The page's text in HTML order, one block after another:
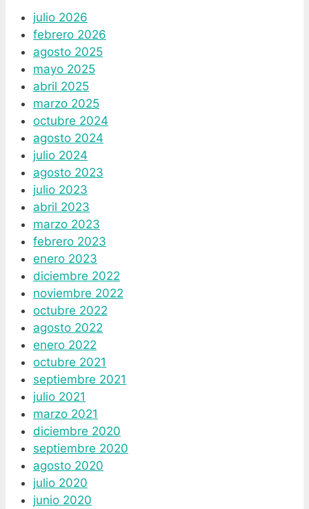
julio 2026
febrero 2026
agosto 2025
mayo 2025
abril 2025
marzo 2025
octubre 2024
agosto 2024
julio 2024
agosto 2023
julio 2023
abril 2023
marzo 2023
febrero 2023
enero 2023
diciembre 2022
noviembre 2022
octubre 2022
agosto 2022
enero 2022
octubre 2021
septiembre 2021
julio 2021
marzo 2021
diciembre 2020
septiembre 2020
agosto 2020
julio 2020
junio 2020